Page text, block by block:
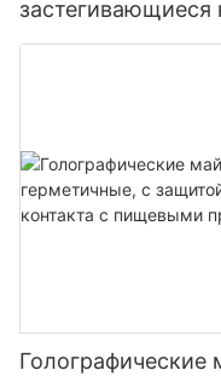
застегивающиеся
для конфет и чая.
Голографические